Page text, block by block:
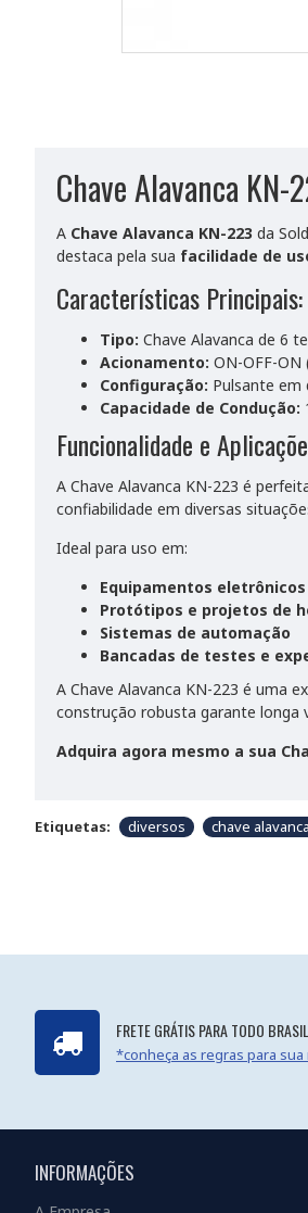
Chave Alavanca
A Chave Alavanca KN-223 da
destaca pela sua facilidade de
Características Principais:
Tipo: Chave Alavanca de 6
Acionamento: ON-OFF-ON
Configuração: Pulsante em
Capacidade de Condução:
Funcionalidade e
A Chave Alavanca KN-223 é
confiabilidade em diversas
Ideal para uso em:
Equipamentos
Protótipos e projetos de
Sistemas de automação
Bancadas de testes e
A Chave Alavanca KN-223 é uma
construção robusta garante longa
Adquira agora mesmo a sua
Etiquetas: diversos chave alavanca
FRETE GRÁTIS PARA TODO
*conheça as regras para sua
INFORMAÇÕES